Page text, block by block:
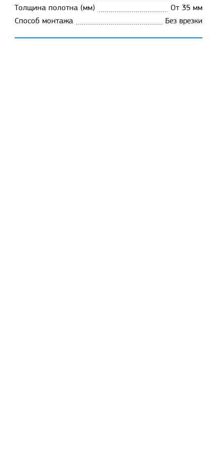
Толщина полотна (мм)
От 35 мм
Способ монтажа
Без врезки